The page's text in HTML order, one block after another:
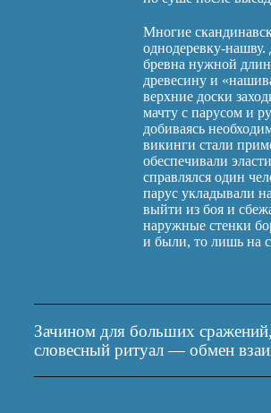
Многие
однодеревку-
бревна нужной
древесину и
верхние доски
мачту с парусом и
добиваясь
викинги стали
обеспечивали
справлялся один
парус укладывали
выйти из боя и
наружные стенки
и были, то лишь на
Зачином для больших
словесный ритуал — обмен